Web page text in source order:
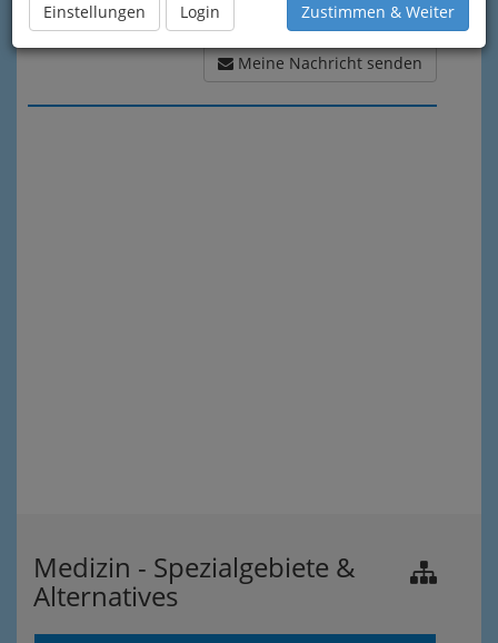
Einstellungen Login Zustimmen & Weiter
Meine Nachricht senden
Medizin - Spezialgebiete &
Alternatives